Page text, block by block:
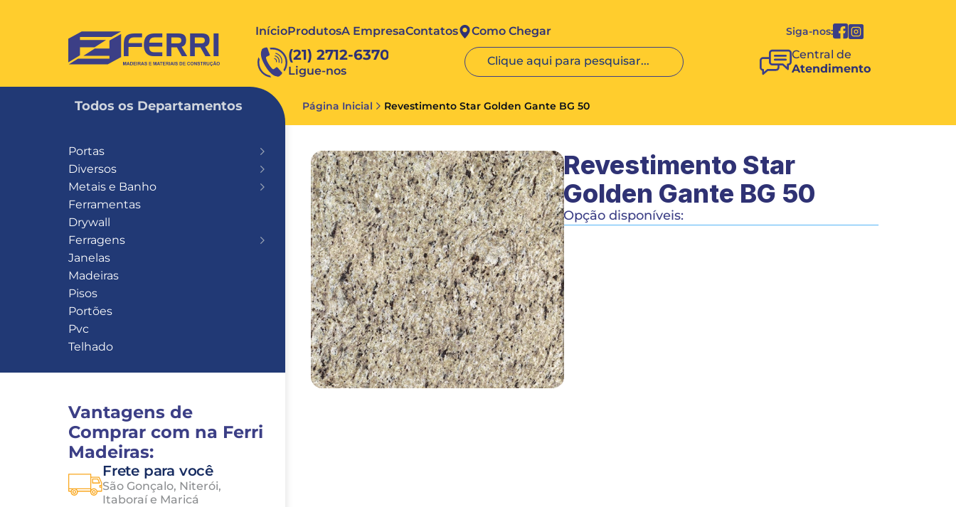
FERRI InícioProdutosA EmpresaContatos Como Chegar Siga-nos:
(21) 2712-6370
Ligue-nos
Clique aqui para pesquisar...
Central de
Atendimento
Todos os Departamentos Página Inicial Revestimento Star Golden Gante BG 50
Portas
Diversos
Metais e Banho
Ferramentas
Drywall
Ferragens
Janelas
Madeiras
Pisos
Portões
Pvc
Telhado
Vantagens de
Comprar com na Ferri
Madeiras:
Frete para você
São Gonçalo, Niterói,
Itaboraí e Maricá
Revestimento Star
Golden Gante BG 50
Opção disponíveis: